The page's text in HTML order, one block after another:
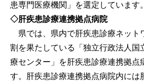
患専門医療機関」を選定しています。
◇肝疾患診療連携拠点病院
県では、県内で肝疾患診療ネット
割を果たしている「独立行政法人
療センター」を肝疾患診療連携拠点
す。肝疾患診療連携拠点病院内には